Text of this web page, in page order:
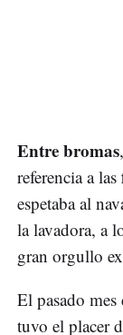
Entre bromas
referencia a las
espetaba al
la lavadora, a
gran orgullo
El pasado
tuvo el placer